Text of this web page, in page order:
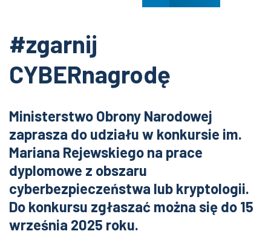
#zgarnij
CYBERnagrodę
Ministerstwo Obrony Narodowej
zaprasza do udziału w konkursie im.
Mariana Rejewskiego na prace
dyplomowe z obszaru
cyberbezpieczeństwa lub kryptologii.
Do konkursu zgłaszać można się do 15
września 2025 roku.